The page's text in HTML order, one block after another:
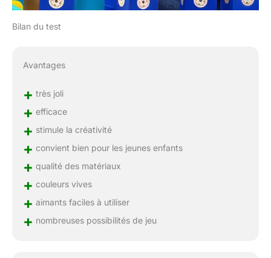
Bilan du test
Avantages
+ très joli
+ efficace
+ stimule la créativité
+ convient bien pour les jeunes enfants
+ qualité des matériaux
+ couleurs vives
+ aimants faciles à utiliser
+ nombreuses possibilités de jeu